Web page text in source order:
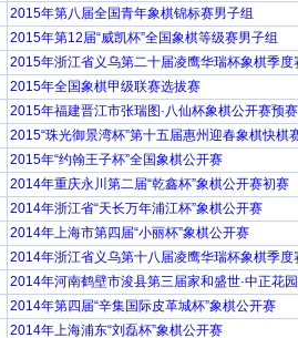
2015年第八届全国青年象棋锦标赛男子组
2015年第12届“威凯杯”全国象棋等级赛男子组
2015年浙江省义乌第二十届凌鹰华瑞杯象棋季度
2015年全国象棋甲级联赛选拔赛
2015年福建晋江市张瑞图·八仙杯象棋公开赛预赛
2015“珠光御景湾杯”第十五届惠州迎春象棋快棋
2015年“约翰王子杯”全国象棋公开赛
2014年重庆永川第二届“乾鑫杯”象棋公开赛初赛
2014年浙江省“天长万年浦江杯”象棋公开赛
2014年上海市第四届“小丽杯”象棋公开赛
2014年浙江省义乌第十八届凌鹰华瑞杯象棋季度
2014年河南鹤壁市浚县第三届家和盛世·中正花
2014年第四届“辛集国际皮革城杯”象棋公开赛
2014年上海浦东“刘磊杯”象棋公开赛